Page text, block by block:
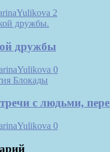
2
дружбы
0
с людьми,
0